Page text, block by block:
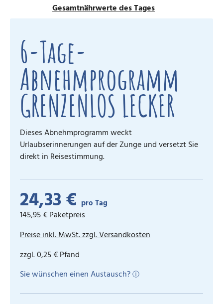
Gesamtnährwerte des Tages
6-Tage-
Abnehmprogramm
GRENZENLOS LECKER
Dieses Abnehmprogramm weckt
Urlaubserinnerungen auf der Zunge und versetzt Sie
direkt in Reisestimmung.
24,33 € pro Tag
145,95 € Paketpreis
Preise inkl. MwSt. zzgl. Versandkosten
zzgl. 0,25 € Pfand
Sie wünschen einen Austausch?ⓘ